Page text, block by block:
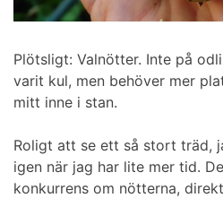
Plötsligt: Valnötter. Inte på
varit kul, men behöver mer
mitt inne i stan.
Roligt att se ett så stort träd,
igen när jag har lite mer tid.
konkurrens om nötterna,